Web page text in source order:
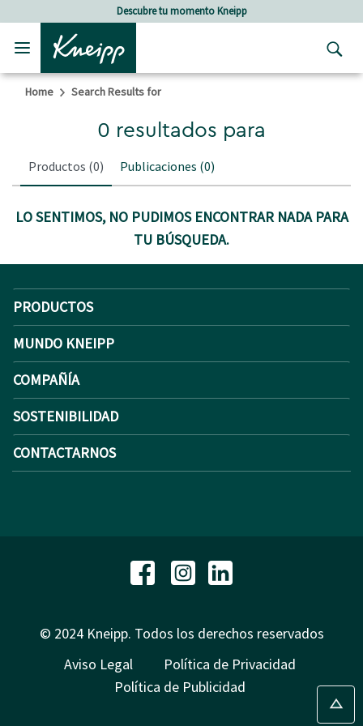
Skip to main content
Skip to footer contentDescubre tu momento Kneipp
Home Search Results for
0 resultados para
Productos (0) Publicaciones (0)
LO SENTIMOS, NO PUDIMOS ENCONTRAR NADA PARA
TU BÚSQUEDA.
PRODUCTOS
MUNDO KNEIPP
COMPAÑÍA
SOSTENIBILIDAD
CONTACTARNOS
© 2024 Kneipp. Todos los derechos reservados
Aviso Legal
Política de Privacidad
Política de Publicidad